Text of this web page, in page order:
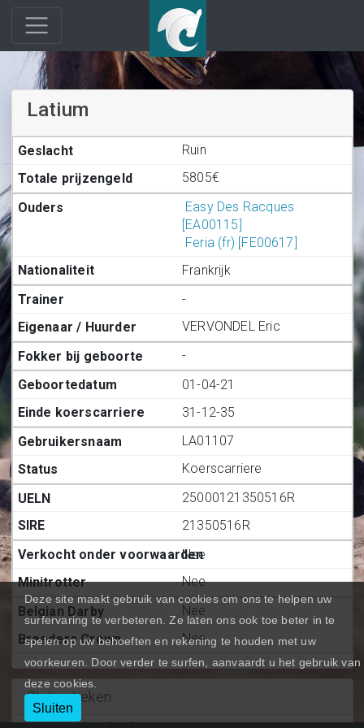
Latium
Ruin
5805€
Easy Des Racques
[EA00115]
Feria (fr) [FE00617]
Frankrijk
-
VERVONDEL Eric
-
01-04-21
31-12-35
LA01107
Koerscarriere
25000121350516R
21350516R
Nee
Nee
Nee
Nee
Statiestieken
Deze site maakt gebruik van cookies om ons te helpen uw
surfervaring te verbeteren. Ze laten ons ook toe beter in te
spelen op uw behoeften en rekening te houden met uw
voorkeuren. Door verder te surfen, aanvaardt u het gebruik van
deze cookies.
Sluiten